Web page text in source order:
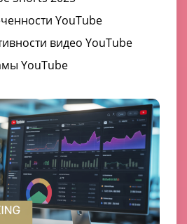
YouTube
видео YouTube
YouTube